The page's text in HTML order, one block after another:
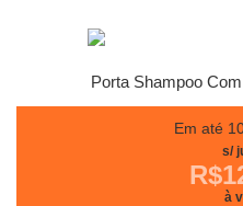
Porta Shampoo
Em até
s/
à